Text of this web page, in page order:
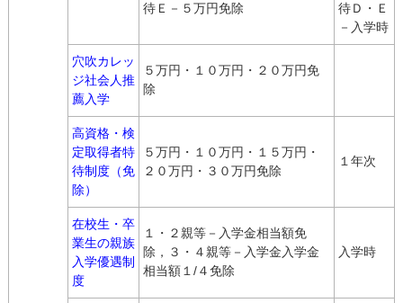
待Ｅ－５万円免除
待Ｄ・Ｅ
－入学時
穴吹カレッ
ジ社会人推
薦入学
５万円・１０万円・２０万円免
除
高資格・検
定取得者特
待制度（免
除）
５万円・１０万円・１５万円・
２０万円・３０万円免除
１年次
在校生・卒
業生の親族
入学優遇制
度
１・２親等－入学金相当額免
除，３・４親等－入学金入学金
相当額１/４免除
入学時